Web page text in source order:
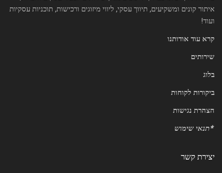
איתור קונים ומשקיעים, תיווך עסקי, ליווי מיזוגים ורכישות, תוכניות עסקיות
ועוד!
קרא עוד אודותנו
שירותים
בלוג
ביקורות לקוחות
הצהרת נגישות
*תנאי שימוש
יצירת קשר